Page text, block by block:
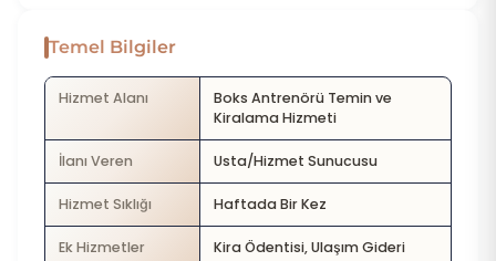
Temel Bilgiler
Hizmet Alanı
Boks Antrenörü Temin ve
Kiralama Hizmeti
İlanı Veren Usta/Hizmet Sunucusu
Hizmet Sıklığı Haftada Bir Kez
Ek Hizmetler Kira Ödentisi, Ulaşım Gideri